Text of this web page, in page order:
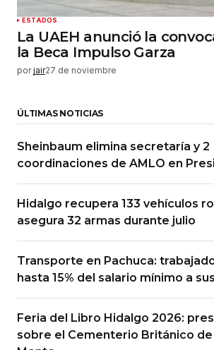
ESTADOS
La UAEH anunció la
la Beca Impulso Garza
por jair27 de noviembre
ÚLTIMAS NOTICIAS
Sheinbaum elimina secretaría y 2
coordinaciones de AMLO en
Hidalgo recupera 133 vehículos
asegura 32 armas durante julio
Transporte en Pachuca:
hasta 15% del salario mínimo a
Feria del Libro Hidalgo 2026:
sobre el Cementerio Británico de